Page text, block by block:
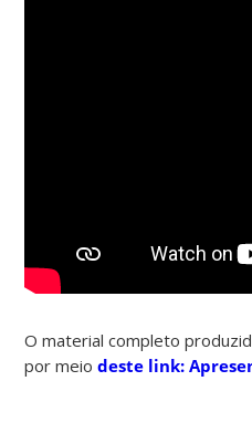
O material completo
por meiodeste link: